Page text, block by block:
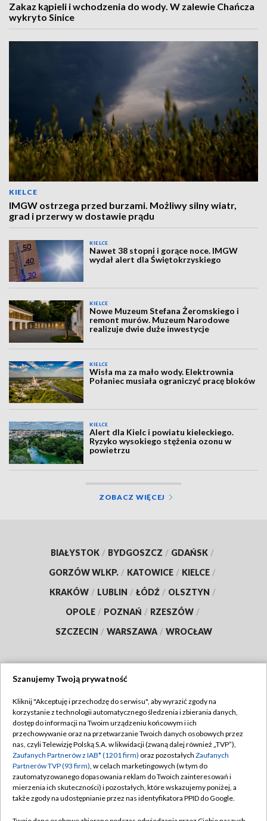
Zakaz kąpieli i wchodzenia do wody. W zalewie Chańcza
wykryto Sinice
KIELCE
IMGW ostrzega przed burzami. Możliwy silny wiatr,
grad i przerwy w dostawie prądu
KIELCE
Nawet 38 stopni i gorące noce. IMGW
wydał alert dla Świętokrzyskiego
KIELCE
Nowe Muzeum Stefana Żeromskiego i
remont murów. Muzeum Narodowe
realizuje dwie duże inwestycje
KIELCE
Wisła ma za mało wody. Elektrownia
Połaniec musiała ograniczyć pracę bloków
KIELCE
Alert dla Kielc i powiatu kieleckiego.
Ryzyko wysokiego stężenia ozonu w
powietrzu
ZOBACZ WIĘCEJ
BIAŁYSTOK / BYDGOSZCZ / GDAŃSK /
GORZÓW WLKP. / KATOWICE / KIELCE /
KRAKÓW / LUBLIN / ŁÓDŹ / OLSZTYN /
OPOLE / POZNAŃ / RZESZÓW /
SZCZECIN / WARSZAWA / WROCŁAW
TVP
Abonament TVP
Emisja w TVP
Centrum informacji TVP
Naziemna Telewizja Cyfrowa
Regulamin TVP
Polityka prywatności
Moje zgody
Pomoc
Szanujemy Twoją prywatność
Kliknij "Akceptuję i przechodzę do serwisu", aby wyrazić zgody na
korzystanie z technologii automatycznego śledzenia i zbierania danych,
dostęp do informacji na Twoim urządzeniu końcowym i ich
przechowywanie oraz na przetwarzanie Twoich danych osobowych przez
nas, czyli Telewizję Polską S.A. w likwidacji (zwaną dalej również „TVP”),
Zaufanych Partnerów z IAB* (1201 firm) oraz pozostałych Zaufanych
Partnerów TVP (93 firm), w celach marketingowych (w tym do
zautomatyzowanego dopasowania reklam do Twoich zainteresowań i
mierzenia ich skuteczności) i pozostałych, które wskazujemy poniżej, a
także zgody na udostępnianie przez nas identyfikatora PPID do Google.